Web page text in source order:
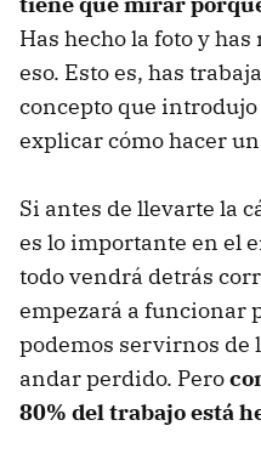
Has hecho la foto y
eso. Esto es, has
concepto que introdujo
explicar cómo hacer
Si antes de llevarte la
es lo importante en el
todo vendrá detrás
empezará a funcionar
podemos servirnos de
andar perdido. Pero
80% del trabajo está